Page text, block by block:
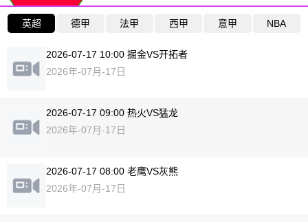
英超 德甲 法甲 西甲 意甲 NBA
2026-07-17 10:00 掘金VS开拓者
2026年-07月-17日
2026-07-17 09:00 热火VS猛龙
2026年-07月-17日
2026-07-17 08:00 老鹰VS灰熊
2026年-07月-17日